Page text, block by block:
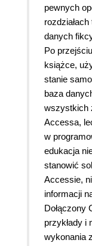
pewnych
danych
Po
książce,
stanie
baza
wszystkich
Accessa,
w
edukacja
stanowić
Accessie,
informacji
Dołączony
przykłady i
wykonania